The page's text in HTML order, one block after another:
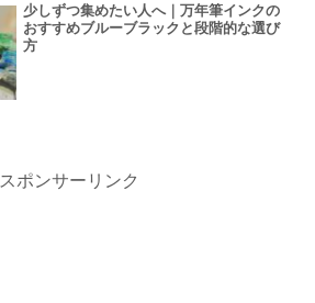
少しずつ集めたい人へ｜万年筆インクの
おすすめブルーブラックと段階的な選び
方
スポンサーリンク